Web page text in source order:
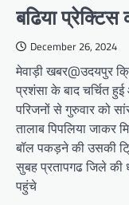
बढिया
December 26, 2024
मेवाड़ी खबर@उदयपुर
प्रशंसा के बाद चर्चित
परिजनों से गुरुवार को
तालाब पिपलिया
बॉल पकड़ने की उसकी
सुबह प्रतापगढ जिले की
पहुंचे